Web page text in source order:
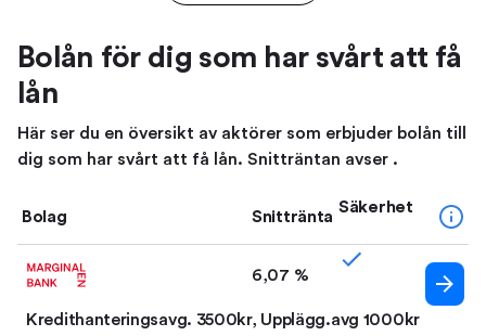
Bolån för dig som har svårt att få
lån
Här ser du en översikt av aktörer som erbjuder bolån till
dig som har svårt att få lån. Snitträntan avser .
Bolag Snittränta
Säkerhet
6,07 %
Kredithanteringsavg. 3500kr, Upplägg.avg 1000kr